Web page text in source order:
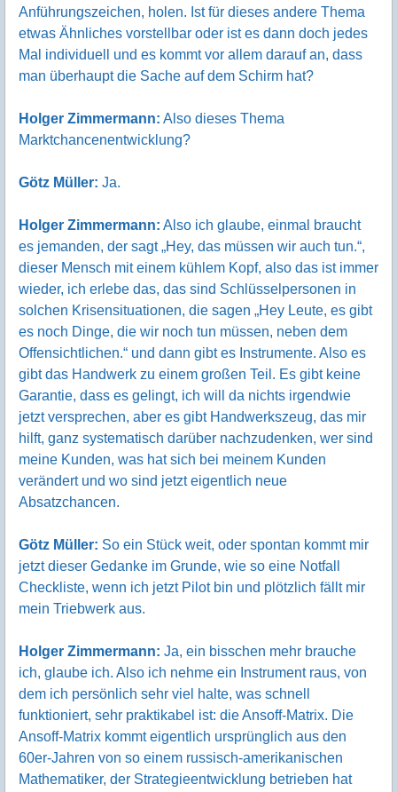
Anführungszeichen, holen. Ist für dieses andere Thema
etwas Ähnliches vorstellbar oder ist es dann doch jedes
Mal individuell und es kommt vor allem darauf an, dass
man überhaupt die Sache auf dem Schirm hat?
Holger Zimmermann: Also dieses Thema
Marktchancenentwicklung?
Götz Müller: Ja.
Holger Zimmermann: Also ich glaube, einmal braucht
es jemanden, der sagt „Hey, das müssen wir auch tun.“,
dieser Mensch mit einem kühlem Kopf, also das ist immer
wieder, ich erlebe das, das sind Schlüsselpersonen in
solchen Krisensituationen, die sagen „Hey Leute, es gibt
es noch Dinge, die wir noch tun müssen, neben dem
Offensichtlichen.“ und dann gibt es Instrumente. Also es
gibt das Handwerk zu einem großen Teil. Es gibt keine
Garantie, dass es gelingt, ich will da nichts irgendwie
jetzt versprechen, aber es gibt Handwerkszeug, das mir
hilft, ganz systematisch darüber nachzudenken, wer sind
meine Kunden, was hat sich bei meinem Kunden
verändert und wo sind jetzt eigentlich neue
Absatzchancen.
Götz Müller: So ein Stück weit, oder spontan kommt mir
jetzt dieser Gedanke im Grunde, wie so eine Notfall
Checkliste, wenn ich jetzt Pilot bin und plötzlich fällt mir
mein Triebwerk aus.
Holger Zimmermann: Ja, ein bisschen mehr brauche
ich, glaube ich. Also ich nehme ein Instrument raus, von
dem ich persönlich sehr viel halte, was schnell
funktioniert, sehr praktikabel ist: die Ansoff-Matrix. Die
Ansoff-Matrix kommt eigentlich ursprünglich aus den
60er-Jahren von so einem russisch-amerikanischen
Mathematiker, der Strategieentwicklung betrieben hat